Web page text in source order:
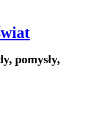
pomysły,